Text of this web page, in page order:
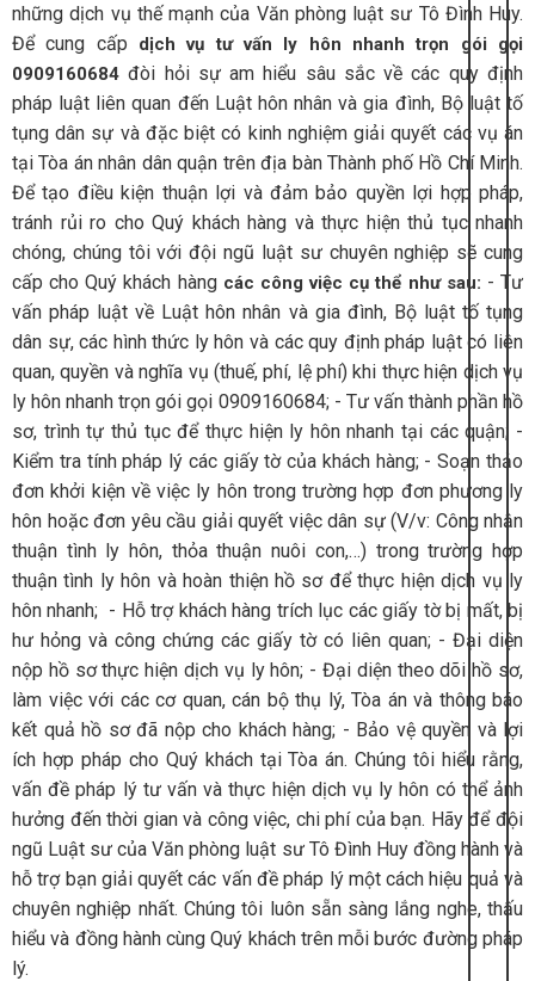
những dịch vụ thế mạnh của Văn phòng luật sư Tô Đình Huy.
Để cung cấp dịch vụ tư vấn ly hôn nhanh trọn gói gọi
0909160684đòi hỏi sự am hiểu sâu sắc về các quy định
pháp luật liên quan đến Luật hôn nhân và gia đình, Bộ luật tố
tụng dân sự và đặc biệt có kinh nghiệm giải quyết các vụ án
tại Tòa án nhân dân quận trên địa bàn Thành phố Hồ Chí Minh.
Để tạo điều kiện thuận lợi và đảm bảo quyền lợi hợp pháp,
tránh rủi ro cho Quý khách hàng và thực hiện thủ tục nhanh
chóng, chúng tôi với đội ngũ luật sư chuyên nghiệp sẽ cung
cấp cho Quý khách hàng các công việc cụ thể như sau: - Tư
vấn pháp luật về Luật hôn nhân và gia đình, Bộ luật tố tụng
dân sự, các hình thức ly hôn và các quy định pháp luật có liên
quan, quyền và nghĩa vụ (thuế, phí, lệ phí) khi thực hiện dịch vụ
ly hôn nhanh trọn gói gọi 0909160684;- Tư vấn thành phần hồ
sơ, trình tự thủ tục để thực hiện ly hôn nhanh tại các quận; -
Kiểm tra tính pháp lý các giấy tờ của khách hàng;- Soạn thảo
đơn khởi kiện về việc ly hôn trong trường hợp đơn phương ly
hôn hoặc đơn yêu cầu giải quyết việc dân sự (V/v: Công nhận
thuận tình ly hôn, thỏa thuận nuôi con,…) trong trường hợp
thuận tình ly hôn và hoàn thiện hồ sơ để thực hiện dịch vụ ly
hôn nhanh; - Hỗ trợ khách hàng trích lục các giấy tờ bị mất, bị
hư hỏng và công chứng các giấy tờ có liên quan; - Đại diện
nộp hồ sơ thực hiện dịch vụ ly hôn; - Đại diện theo dõi hồ sơ,
làm việc với các cơ quan, cán bộ thụ lý, Tòa án và thông báo
kết quả hồ sơ đã nộp cho khách hàng; - Bảo vệ quyền và lợi
ích hợp pháp cho Quý khách tại Tòa án. Chúng tôi hiểu rằng,
vấn đề pháp lý tư vấn và thực hiện dịch vụ ly hôn có thể ảnh
hưởng đến thời gian và công việc, chi phí của bạn. Hãy để đội
ngũ Luật sư của Văn phòng luật sư Tô Đình Huy đồng hành và
hỗ trợ bạn giải quyết các vấn đề pháp lý một cách hiệu quả và
chuyên nghiệp nhất. Chúng tôi luôn sẵn sàng lắng nghe, thấu
hiểu và đồng hành cùng Quý khách trên mỗi bước đường pháp
lý.